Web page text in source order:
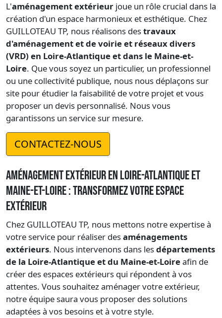
L'aménagement extérieur joue un rôle crucial dans la
création d'un espace harmonieux et esthétique. Chez
GUILLOTEAU TP, nous réalisons destravaux
d'aménagement et de voirie et réseaux divers
(VRD) en Loire-Atlantique et dans le Maine-et-
Loire. Que vous soyez un particulier, un professionnel
ou une collectivité publique, nous nous déplaçons sur
site pour étudier la faisabilité de votre projet et vous
proposer un devis personnalisé. Nous vous
garantissons un service sur mesure.
CONTACTEZ-NOUS
Aménagement extérieur en Loire-Atlantique et
Maine-et-Loire : Transformez votre espace
extérieur
Chez GUILLOTEAU TP, nous mettons notre expertise à
votre service pour réaliser desaménagements
extérieurs. Nous intervenons dans lesdépartements
de la Loire-Atlantique et du Maine-et-Loireafin de
créer des espaces extérieurs qui répondent à vos
attentes. Vous souhaitez aménager votre extérieur,
notre équipe saura vous proposer des solutions
adaptées à vos besoins et à votre style.